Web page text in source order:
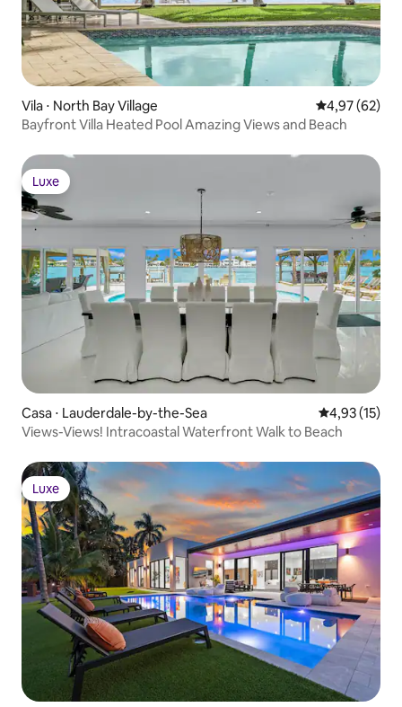
Vila ⋅ North Bay Village 4,97 de uma
4,97 (62)
Bayfront Villa Heated Pool Amazing Views and Beach
Luxe
Luxe
Casa ⋅ Lauderdale-by-the-Sea 4,93 de uma
4,93 (15)
Views-Views! Intracoastal Waterfront Walk to Beach
Luxe
Luxe